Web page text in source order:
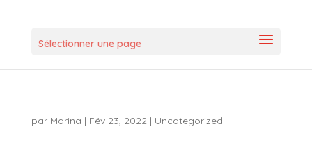
Sélectionner une page
par Marina | Fév 23, 2022 | Uncategorized